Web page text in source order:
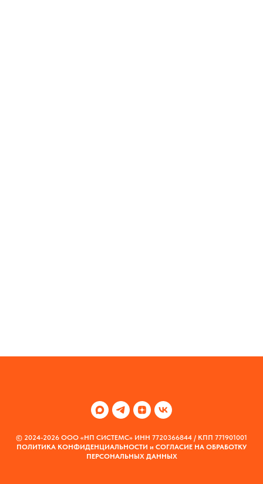
© 2024-2026 ООО «НП СИСТЕМС» ИНН 7720366844 / КПП 771901001
ПОЛИТИКА КОНФИДЕНЦИАЛЬНОСТИ и СОГЛАСИЕ НА ОБРАБОТКУ
ПЕРСОНАЛЬНЫХ ДАННЫХ